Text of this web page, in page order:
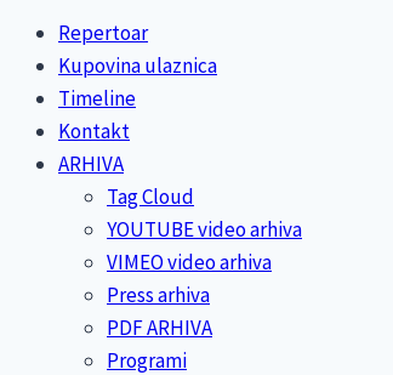
Repertoar
Kupovina ulaznica
Timeline
Kontakt
ARHIVA
Tag Cloud
YOUTUBE video arhiva
VIMEO video arhiva
Press arhiva
PDF ARHIVA
Programi